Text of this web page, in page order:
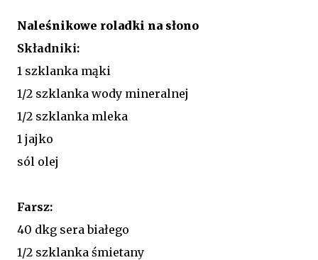
Naleśnikowe roladki na słono
Składniki:
1 szklanka mąki
1/2 szklanka wody mineralnej
1/2 szklanka mleka
1 jajko
sól olej
Farsz:
40 dkg sera białego
1/2 szklanka śmietany